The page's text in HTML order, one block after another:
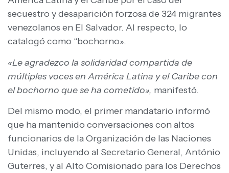
secuestro y desaparición forzosa de 324 migrantes
venezolanos en El Salvador. Al respecto, lo
catalogó como “bochorno».
«Le agradezco la solidaridad compartida de
múltiples voces en América Latina y el Caribe con
el bochorno que se ha cometido», manifestó.
Del mismo modo, el primer mandatario informó
que ha mantenido conversaciones con altos
funcionarios de la Organización de las Naciones
Unidas, incluyendo al Secretario General, António
Guterres, y al Alto Comisionado para los Derechos